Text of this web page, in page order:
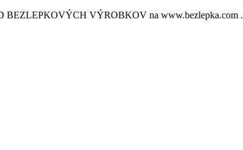
BEZLEPKOVÝCH VÝROBKOV na www.bezlepka.com